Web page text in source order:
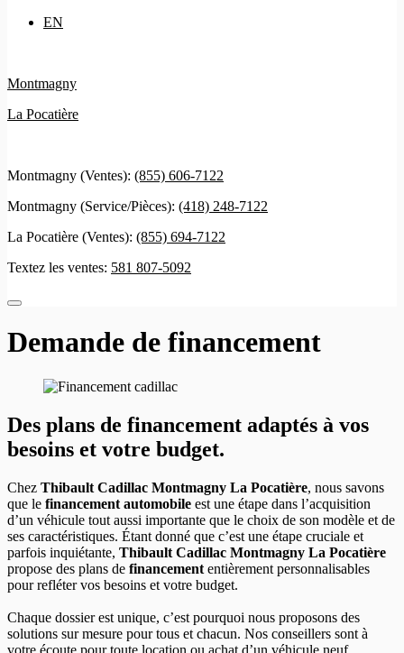
EN
Montmagny
La Pocatière
Montmagny (Ventes): (855) 606-7122
Montmagny (Service/Pièces): (418) 248-7122
La Pocatière (Ventes): (855) 694-7122
Textez les ventes: 581 807-5092
Demande de financement
Des plans de financement adaptés à vos
besoins et votre budget.
Chez Thibault Cadillac Montmagny La Pocatière, nous savons
que le financement automobile est une étape dans l’acquisition
d’un véhicule tout aussi importante que le choix de son modèle et de
ses caractéristiques. Étant donné que c’est une étape cruciale et
parfois inquiétante, Thibault Cadillac Montmagny La Pocatière
propose des plans de financement entièrement personnalisables
pour refléter vos besoins et votre budget.
Chaque dossier est unique, c’est pourquoi nous proposons des
solutions sur mesure pour tous et chacun. Nos conseillers sont à
votre écoute pour toute location ou achat d’un véhicule neuf